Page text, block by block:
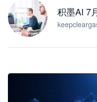
积墨AI 7